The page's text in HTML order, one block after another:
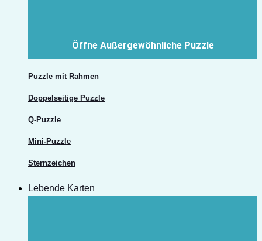
Öffne Außergewöhnliche Puzzle
Puzzle mit Rahmen
Doppelseitige Puzzle
Q-Puzzle
Mini-Puzzle
Sternzeichen
Lebende Karten